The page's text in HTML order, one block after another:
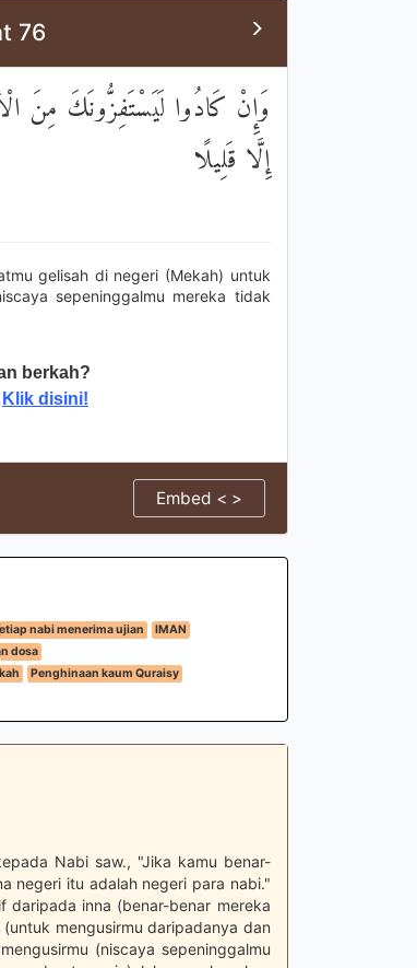
76
وَإِنْ كَادُوا لَيَسْتَفِزُّونَكَ مِنَ
إِلَّا قَلِيلًا
gelisah di negeri (Mekah) untuk
sepeninggalmu mereka tidak
berkah?
Klik disini!
Embed < >
nabi menerima ujian
IMAN
dosa
Penghinaan kaum Quraisy
Nabi saw., "Jika kamu benar-
negeri itu adalah negeri para nabi."
daripada inna (benar-benar mereka
mengusirmu daripadanya dan
(niscaya sepeninggalmu